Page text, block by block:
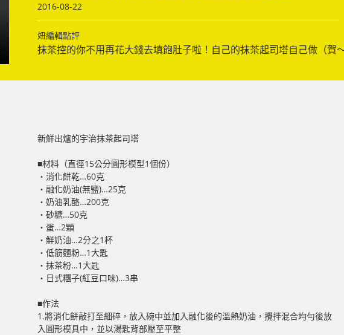
2016-08-22
妞編輯點評
抹茶控的你不用再花大錢去填飽肚子啦！自己的抹茶起司塔自己做（賀～
新鮮出爐的宇治抹茶起司塔
■材料（直徑15公分圓形模型1個份）
・消化餅乾…60克
・融化奶油(無鹽)…25克
・奶油乳酪…200克
・砂糖…50克
・蛋…2顆
・鮮奶油…2分之1杯
・低筋麵粉…1大匙
・抹茶粉…1大匙
・日式糰子(紅豆口味)…3串
■作法
1.將消化餅敲打至細碎，放入碗中並加入融化後的溫熱奶油，攪拌混合均勻後放
入圓形模具中，並以湯匙背部壓至平整